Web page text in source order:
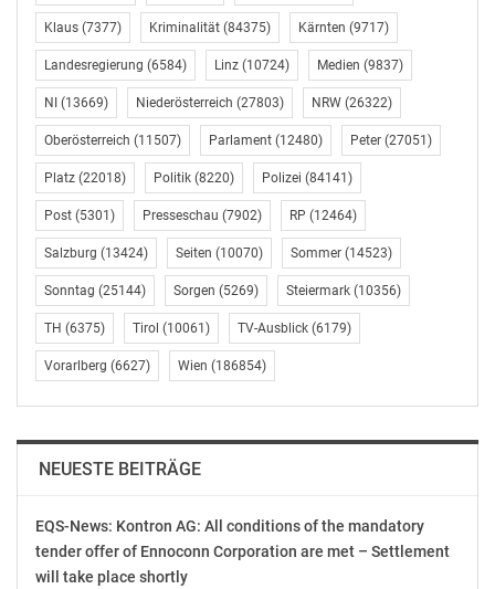
Amt der NÖ Landesregierung, Landesamtsdirektion/
Öffentlichkeitsarbeit
Mag. Ing. Johannes Seiter
Telefon: 02742/9005-12174
E-Mail: presse@noel.gv.at
OTS-ORIGINALTEXT PRESSEAUSSENDUNG UNTER
AUSSCHLIESSLICHER INHALTLICHER VERANTWORTUNG
DES AUSSENDERS. www.ots.at
© Copyright APA-OTS Originaltext-Service GmbH und
der jeweilige Aussender
Gefällt mir:
Klaus (7377) Kriminalität (84375) Kärnten (9717)
Landesregierung (6584) Linz (10724) Medien (9837)
NI (13669) Niederösterreich (27803) NRW (26322)
Oberösterreich (11507) Parlament (12480) Peter (27051)
Platz (22018) Politik (8220) Polizei (84141)
Post (5301) Presseschau (7902) RP (12464)
Salzburg (13424) Seiten (10070) Sommer (14523)
Sonntag (25144) Sorgen (5269) Steiermark (10356)
TH (6375) Tirol (10061) TV-Ausblick (6179)
Vorarlberg (6627) Wien (186854)
NEUESTE BEITRÄGE
EQS-News: Kontron AG: All conditions of the mandatory
tender offer of Ennoconn Corporation are met – Settlement
will take place shortly